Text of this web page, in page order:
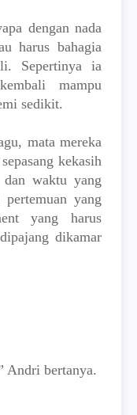
nada
harus bahagia
Sepertinya ia
mampu
sedikit.
mata mereka
kekasih
waktu yang
yang
yang harus
dikamar
bertanya.